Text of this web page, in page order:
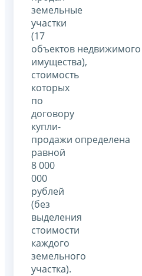
земельные
участки
(17
объектов недвижимого
имущества),
стоимость
которых
по
договору
купли-
продажи определена
равной
8 000
000
рублей
(без
выделения
стоимости
каждого
земельного
участка).